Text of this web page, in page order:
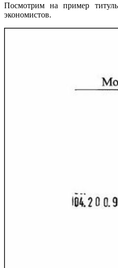
Посмотрим на пример
экономистов.